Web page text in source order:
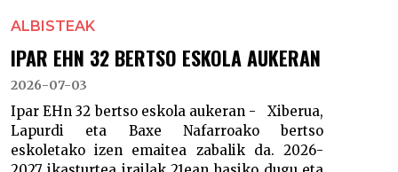
ALBISTEAK
IPAR EHN 32 BERTSO ESKOLA AUKERAN
2026-07-03
Ipar EHn 32 bertso eskola aukeran - Xiberua,
Lapurdi eta Baxe Nafarroako bertso
eskoletako izen emaitea zabalik da. 2026-